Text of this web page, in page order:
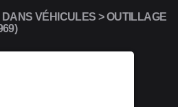
VÉHICULES > OUTILLAGE